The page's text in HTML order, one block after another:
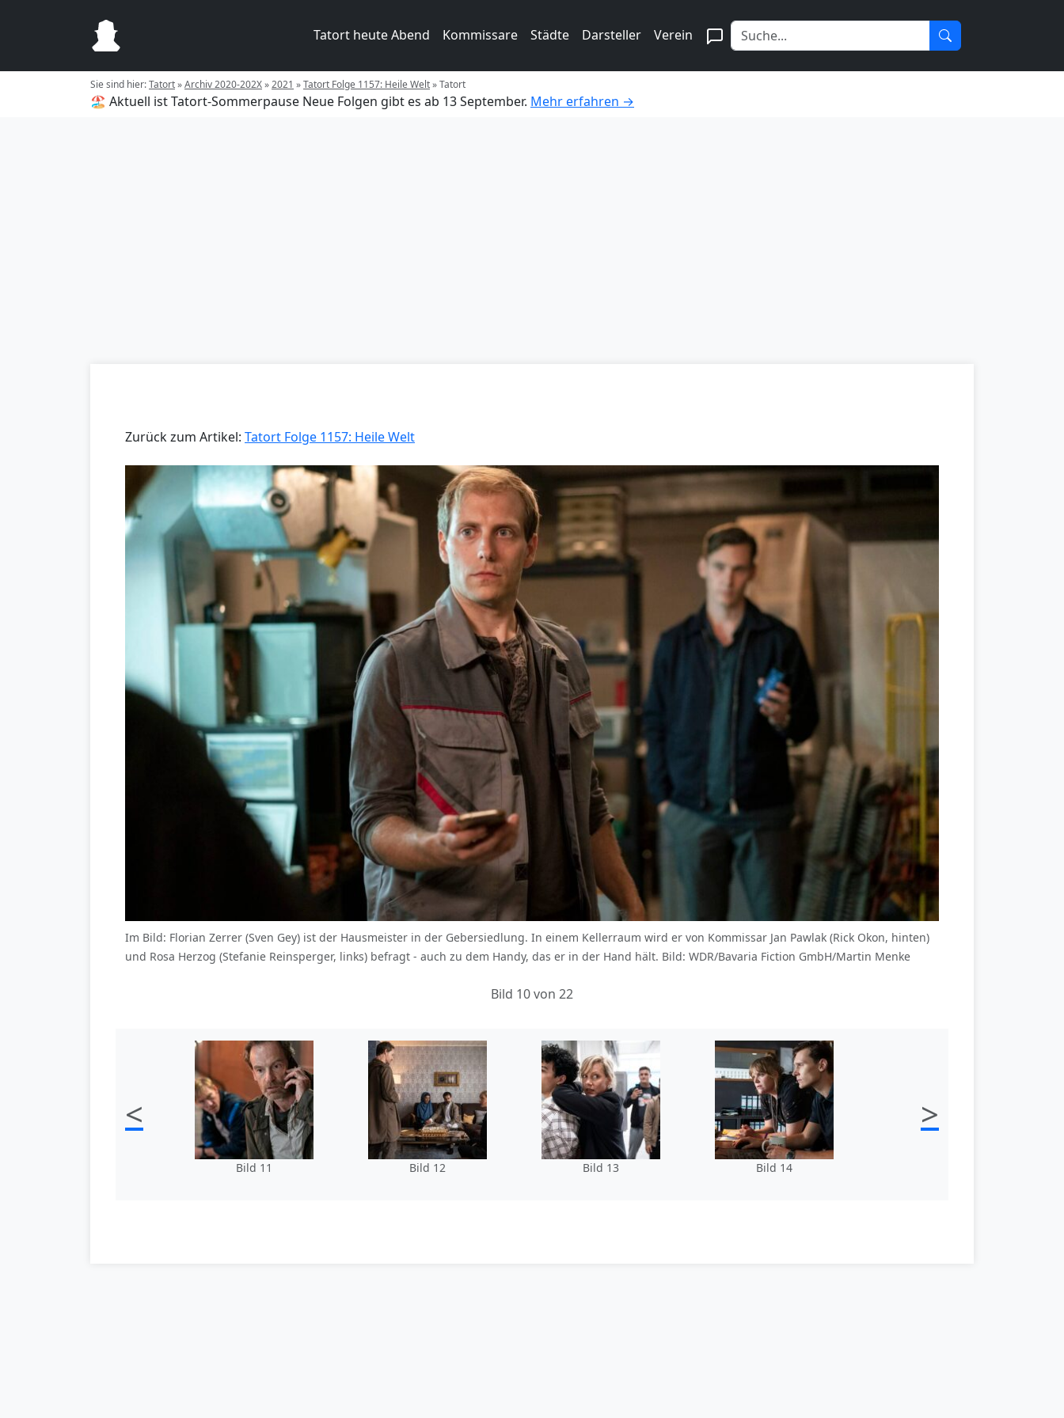
Tatort heute Abend Kommissare Städte Darsteller Verein
Sie sind hier:Tatort»Archiv 2020-202X»2021 »Tatort Folge 1157: Heile Welt»Tatort
🏖️ Aktuell ist Tatort-Sommerpause Neue Folgen gibt es ab 13 September. Mehr erfahren →
Zurück zum Artikel: Tatort Folge 1157: Heile Welt
Im Bild: Florian Zerrer (Sven Gey) ist der Hausmeister in der Gebersiedlung. In einem Kellerraum wird er von Kommissar Jan Pawlak (Rick Okon, hinten)
und Rosa Herzog (Stefanie Reinsperger, links) befragt - auch zu dem Handy, das er in der Hand hält. Bild: WDR/Bavaria Fiction GmbH/Martin Menke
Bild 10 von 22
<
Bild 11 Bild 12 Bild 13 Bild 14
>